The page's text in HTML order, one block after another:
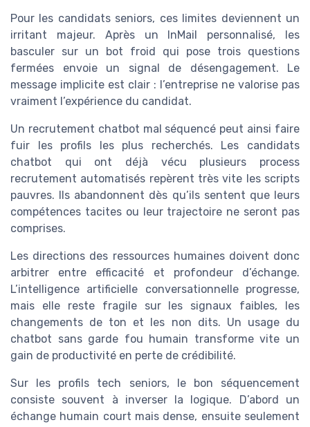
Pour les candidats seniors, ces limites deviennent un
irritant majeur. Après un InMail personnalisé, les
basculer sur un bot froid qui pose trois questions
fermées envoie un signal de désengagement. Le
message implicite est clair : l’entreprise ne valorise pas
vraiment l’expérience du candidat.
Un recrutement chatbot mal séquencé peut ainsi faire
fuir les profils les plus recherchés. Les candidats
chatbot qui ont déjà vécu plusieurs process
recrutement automatisés repèrent très vite les scripts
pauvres. Ils abandonnent dès qu’ils sentent que leurs
compétences tacites ou leur trajectoire ne seront pas
comprises.
Les directions des ressources humaines doivent donc
arbitrer entre efficacité et profondeur d’échange.
L’intelligence artificielle conversationnelle progresse,
mais elle reste fragile sur les signaux faibles, les
changements de ton et les non dits. Un usage du
chatbot sans garde fou humain transforme vite un
gain de productivité en perte de crédibilité.
Sur les profils tech seniors, le bon séquencement
consiste souvent à inverser la logique. D’abord un
échange humain court mais dense, ensuite seulement